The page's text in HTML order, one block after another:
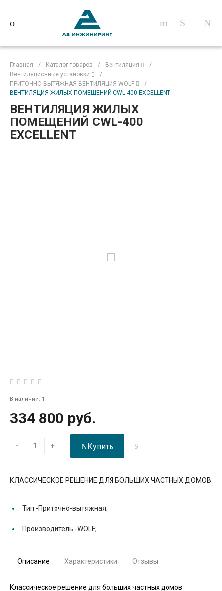
Главная / Каталог товаров / Вентиляция
/
Вентиляционные установки
/
ПРИТОЧНО-ВЫТЯЖНАЯ ВЕНТИЛЯЦИЯ WOLF
/
ВЕНТИЛЯЦИЯ ЖИЛЫХ ПОМЕЩЕНИЙ CWL-400 EXCELLENT
ВЕНТИЛЯЦИЯ ЖИЛЫХ
ПОМЕЩЕНИЙ CWL-400
EXCELLENT
В наличии: 1
334 800 руб.
- + Купить
КЛАССИЧЕСКОЕ РЕШЕНИЕ ДЛЯ БОЛЬШИХ ЧАСТНЫХ ДОМОВ
Тип -Приточно-вытяжная;
Производитель -WOLF;
Описание Характеристики Отзывы
Классическое решение для больших частных домов